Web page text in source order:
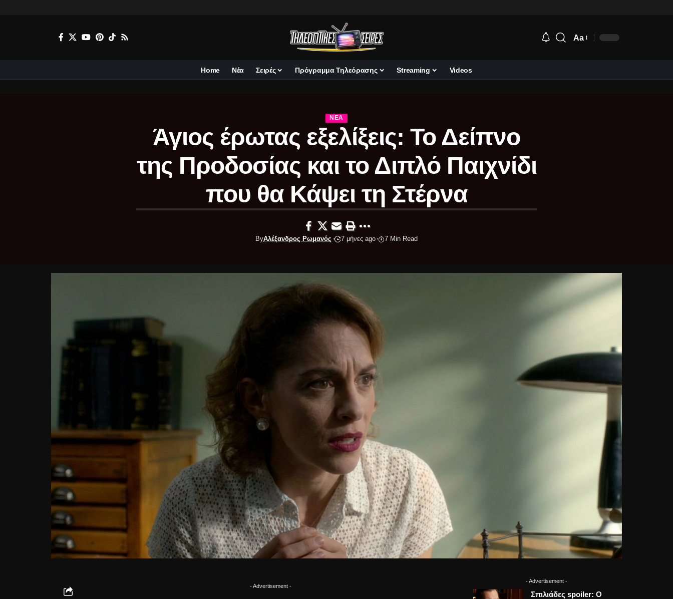
Aa
Home Νέα Σειρές Πρόγραμμα Τηλεόρασης Streaming Videos
ΝΈΑ
Άγιος έρωτας εξελίξεις: Το Δείπνο
της Προδοσίας και το Διπλό Παιχνίδι
που θα Κάψει τη Στέρνα
ByΑλέξανδρος Ρωμανός 7 μήνες ago 7 Min Read
- Advertisement -
- Advertisement -
Σπιλιάδες spoiler: Ο